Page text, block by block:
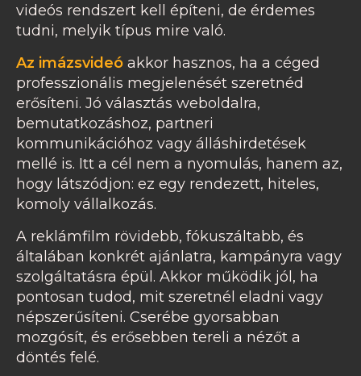
videós rendszert kell építeni, de érdemes
tudni, melyik típus mire való.
Az imázsvideó akkor hasznos, ha a céged
professzionális megjelenését szeretnéd
erősíteni. Jó választás weboldalra,
bemutatkozáshoz, partneri
kommunikációhoz vagy álláshirdetések
mellé is. Itt a cél nem a nyomulás, hanem az,
hogy látszódjon: ez egy rendezett, hiteles,
komoly vállalkozás.
A reklámfilm rövidebb, fókuszáltabb, és
általában konkrét ajánlatra, kampányra vagy
szolgáltatásra épül. Akkor működik jól, ha
pontosan tudod, mit szeretnél eladni vagy
népszerűsíteni. Cserébe gyorsabban
mozgósít, és erősebben tereli a nézőt a
döntés felé.